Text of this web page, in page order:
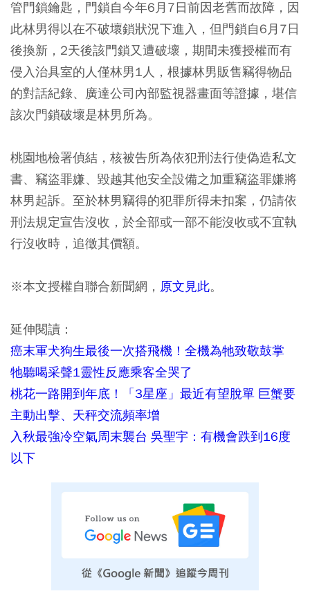
管門鎖鑰匙，門鎖自今年6月7日前因老舊而故障，因
此林男得以在不破壞鎖狀況下進入，但門鎖自6月7日
後換新，2天後該門鎖又遭破壞，期間未獲授權而有
侵入治具室的人僅林男1人，根據林男販售竊得物品
的對話紀錄、廣達公司內部監視器畫面等證據，堪信
該次門鎖破壞是林男所為。
桃園地檢署偵結，核被告所為依犯刑法行使偽造私文
書、竊盜罪嫌、毀越其他安全設備之加重竊盜罪嫌將
林男起訴。至於林男竊得的犯罪所得未扣案，仍請依
刑法規定宣告沒收，於全部或一部不能沒收或不宜執
行沒收時，追徵其價額。
※本文授權自聯合新聞網， 原文見此。
延伸閱讀：
癌末軍犬狗生最後一次搭飛機！全機為牠致敬鼓掌
牠聽喝采聲1靈性反應乘客全哭了
桃花一路開到年底！「3星座」最近有望脫單 巨蟹要
主動出擊、天秤交流頻率增
入秋最強冷空氣周末襲台 吳聖宇：有機會跌到16度
以下